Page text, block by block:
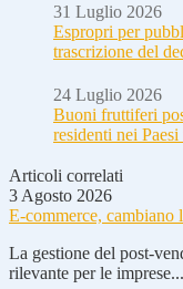
31 Luglio 2026
Espropri per
trascrizione del
24 Luglio 2026
Buoni fruttiferi
residenti nei
Articoli correlati
3 Agosto 2026
E-commerce, cambiano
La gestione del post-
rilevante per le imprese...